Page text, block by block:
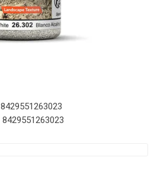
8429551263023
8429551263023